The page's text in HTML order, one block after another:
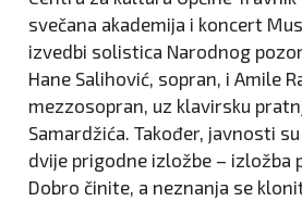
svečana akademija i koncert
izvedbi solistica Narodnog
Hane Salihović, sopran, i Amile
mezzosopran, uz klavirsku
Samardžića. Također, javnosti
dvije prigodne izložbe – izložba
Dobro činite, a neznanja se